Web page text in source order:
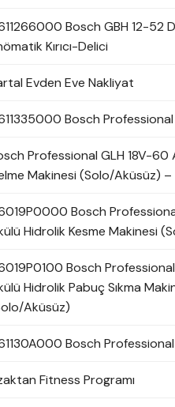
Bosch GBH 12-52
Kırıcı-Delici
Evden Eve Nakliyat
Bosch Professional
Professional GLH 18V-60
Makinesi (Solo/Aküsüz)
Bosch
Hidrolik Kesme Makinesi
Bosch
Hidrolik Pabuç Sıkma
Aküsüz)
Bosch Professional
Fitness Programı